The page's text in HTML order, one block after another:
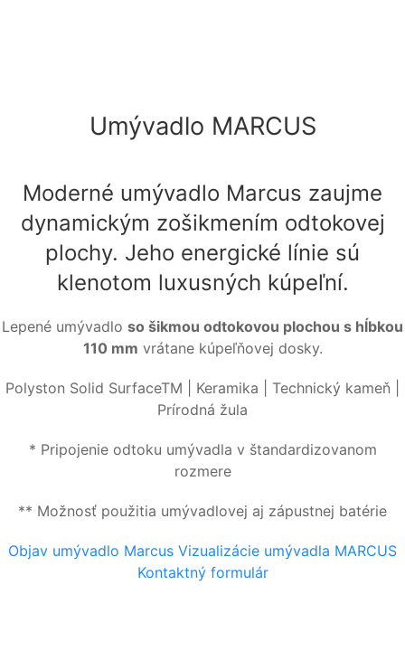
Umývadlo MARCUS
Moderné umývadlo Marcus zaujme
dynamickým zošikmením odtokovej
plochy. Jeho energické línie sú
klenotom luxusných kúpeľní.
Lepené umývadlo so šikmou odtokovou plochou s hĺbkou
110 mm vrátane kúpeľňovej dosky.
Polyston Solid SurfaceTM | Keramika | Technický kameň |
Prírodná žula
* Pripojenie odtoku umývadla v štandardizovanom
rozmere
** Možnosť použitia umývadlovej aj zápustnej batérie
Objav umývadlo Marcus Vizualizácie umývadla MARCUS
Kontaktný formulár